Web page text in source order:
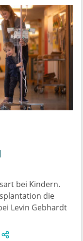
bei Kindern.
die
Levin Gebhardt